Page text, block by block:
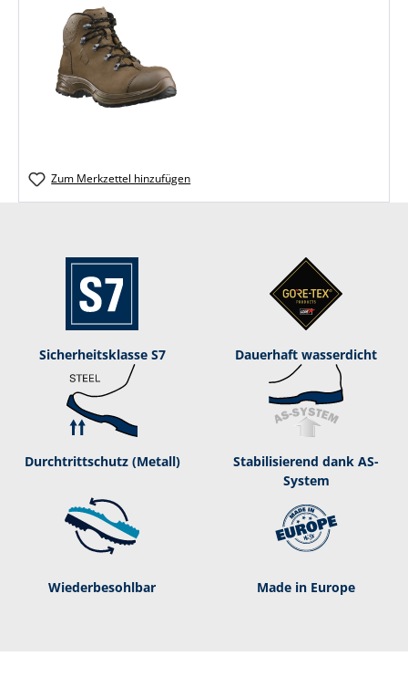
Zum Merkzettel hinzufügen
Sicherheitsklasse S7 Dauerhaft was­ser­dicht
Durchtrittschutz (Metall)
Stabilisierend dank AS-
System
Wie­der­be­sohl­bar Made in Europe